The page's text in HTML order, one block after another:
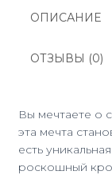
ОПИСАНИЕ
ОТЗЫВЫ (0)
Вы мечтаете о
эта мечта
есть
роскошный